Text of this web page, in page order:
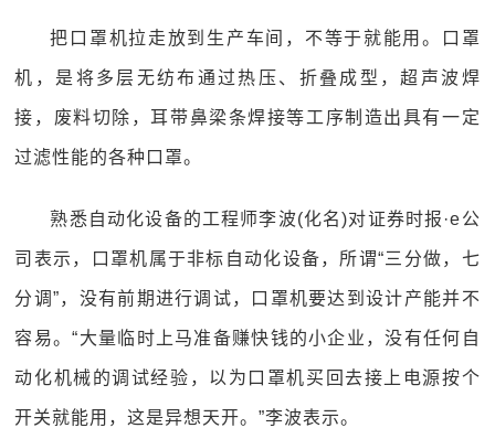
把口罩机拉走放到生产车间，不等于就能用。口罩
机，是将多层无纺布通过热压、折叠成型，超声波焊
接，废料切除，耳带鼻梁条焊接等工序制造出具有一定
过滤性能的各种口罩。
熟悉自动化设备的工程师李波(化名)对证券时报·e公
司表示，口罩机属于非标自动化设备，所谓“三分做，七
分调”，没有前期进行调试，口罩机要达到设计产能并不
容易。“大量临时上马准备赚快钱的小企业，没有任何自
动化机械的调试经验，以为口罩机买回去接上电源按个
开关就能用，这是异想天开。”李波表示。